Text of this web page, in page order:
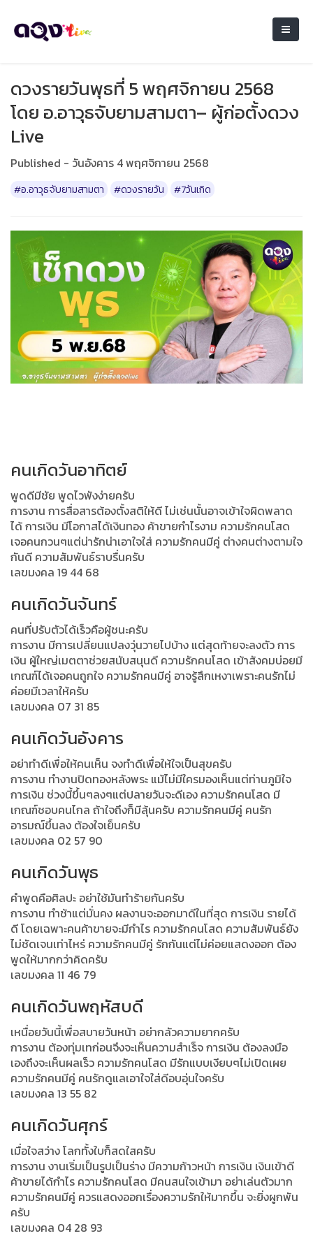
ดวงรายวันพุธที่ 5 พฤศจิกายน 2568
โดย อ.อาวุธจับยามสามตา– ผู้ก่อตั้งดวง
Live
Published - วันอังคาร 4 พฤศจิกายน 2568
#อ.อาวุธจับยามสามตา #ดวงรายวัน #7วันเกิด
คนเกิดวันอาทิตย์
พูดดีมีชัย พูดไวพังง่ายครับ
การงาน การสื่อสารต้องตั้งสติให้ดี ไม่เช่นนั้นอาจเข้าใจผิดพลาด
ได้ การเงิน มีโอกาสได้เงินทอง ค้าขายกำไรงาม ความรักคนโสด
เจอคนกวนๆแต่น่ารักน่าเอาใจใส่ ความรักคนมีคู่ ต่างคนต่างตามใจ
กันดี ความสัมพันธ์ราบรื่นครับ
เลขมงคล 19 44 68
คนเกิดวันจันทร์
คนที่ปรับตัวได้เร็วคือผู้ชนะครับ
การงาน มีการเปลี่ยนแปลงวุ่นวายไปบ้าง แต่สุดท้ายจะลงตัว การ
เงิน ผู้ใหญ่เมตตาช่วยสนับสนุนดี ความรักคนโสด เข้าสังคมบ่อยมี
เกณฑ์ได้เจอคนถูกใจ ความรักคนมีคู่ อาจรู้สึกเหงาเพราะคนรักไม่
ค่อยมีเวลาให้ครับ
เลขมงคล 07 31 85
คนเกิดวันอังคาร
อย่าทำดีเพื่อให้คนเห็น จงทำดีเพื่อให้ใจเป็นสุขครับ
การงาน ทำงานปิดทองหลังพระ แม้ไม่มีใครมองเห็นแต่ท่านภูมิใจ
การเงิน ช่วงนี้ขึ้นๆลงๆแต่ปลายวันจะดีเอง ความรักคนโสด มี
เกณฑ์ชอบคนไกล ถ้าใจถึงก็มีลุ้นครับ ความรักคนมีคู่ คนรัก
อารมณ์ขึ้นลง ต้องใจเย็นครับ
เลขมงคล 02 57 90
คนเกิดวันพุธ
คำพูดคือศิลปะ อย่าใช้มันทำร้ายกันครับ
การงาน ทำช้าแต่มั่นคง ผลงานจะออกมาดีในที่สุด การเงิน รายได้
ดี โดยเฉพาะคนค้าขายจะมีกำไร ความรักคนโสด ความสัมพันธ์ยัง
ไม่ชัดเจนเท่าไหร่ ความรักคนมีคู่ รักกันแต่ไม่ค่อยแสดงออก ต้อง
พูดให้มากกว่าคิดครับ
เลขมงคล 11 46 79
คนเกิดวันพฤหัสบดี
เหนื่อยวันนี้เพื่อสบายวันหน้า อย่ากลัวความยากครับ
การงาน ต้องทุ่มเทก่อนจึงจะเห็นความสำเร็จ การเงิน ต้องลงมือ
เองถึงจะเห็นผลเร็ว ความรักคนโสด มีรักแบบเงียบๆไม่เปิดเผย
ความรักคนมีคู่ คนรักดูแลเอาใจใส่ดีอบอุ่นใจครับ
เลขมงคล 13 55 82
คนเกิดวันศุกร์
เมื่อใจสว่าง โลกทั้งใบก็สดใสครับ
การงาน งานเริ่มเป็นรูปเป็นร่าง มีความก้าวหน้า การเงิน เงินเข้าดี
ค้าขายได้กำไร ความรักคนโสด มีคนสนใจเข้ามา อย่าเล่นตัวมาก
ความรักคนมีคู่ ควรแสดงออกเรื่องความรักให้มากขึ้น จะยิ่งผูกพัน
ครับ
เลขมงคล 04 28 93